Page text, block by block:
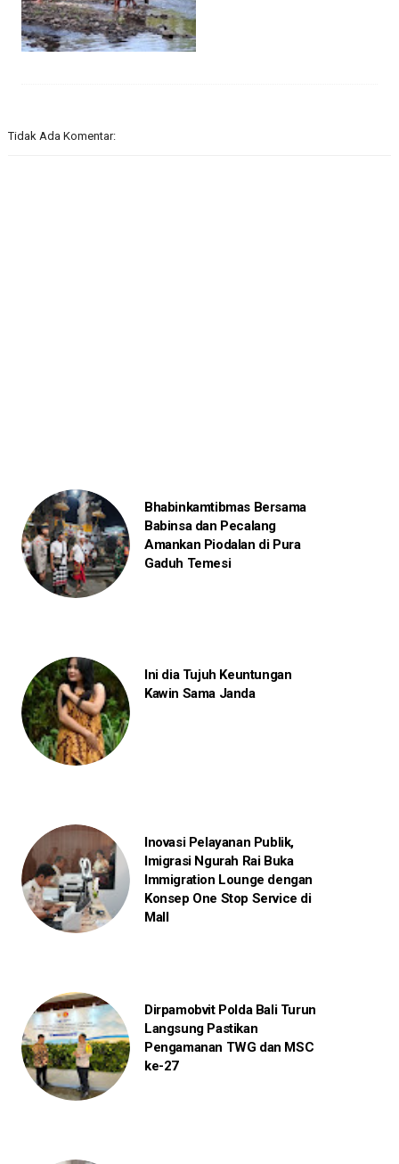
Tidak Ada Komentar:
Bhabinkamtibmas Bersama
Babinsa dan Pecalang
Amankan Piodalan di Pura
Gaduh Temesi
Ini dia Tujuh Keuntungan
Kawin Sama Janda
Inovasi Pelayanan Publik,
Imigrasi Ngurah Rai Buka
Immigration Lounge dengan
Konsep One Stop Service di
Mall
Dirpamobvit Polda Bali Turun
Langsung Pastikan
Pengamanan TWG dan MSC
ke-27